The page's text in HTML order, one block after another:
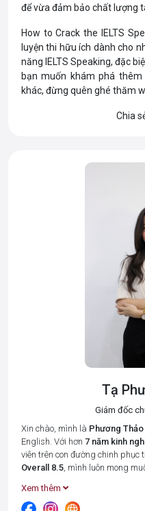
để vừa đảm bảo chất lượng
How to Crack the IELTS
luyện thi hữu ích dành cho
năng IELTS Speaking, đặc
bạn muốn khám phá thêm
khác, đừng quên ghé thăm
Chia
Tạ
Giám đốc
Xin chào, mình là Phương Thảo
English. Với hơn 7 năm kinh
viên trên con đường chinh phục
Overall 8.5, mình luôn mong
quả cao.
Xem thêm